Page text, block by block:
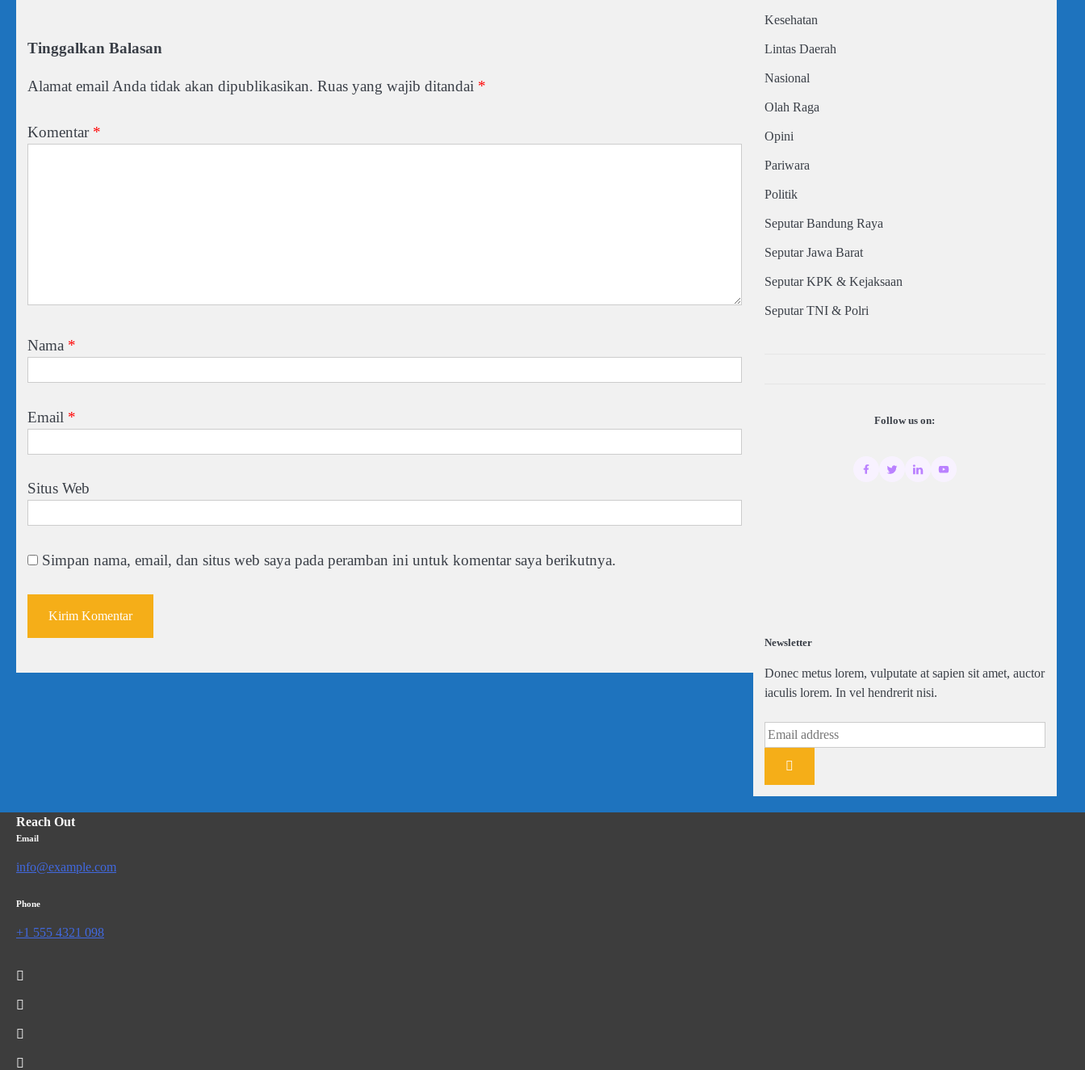
Tinggalkan Balasan
Alamat email Anda tidak akan dipublikasikan. Ruas yang wajib ditandai *
Komentar *
Nama *
Email *
Situs Web
Simpan nama, email, dan situs web saya pada peramban ini untuk komentar saya berikutnya.
Kesehatan
Lintas Daerah
Nasional
Olah Raga
Opini
Pariwara
Politik
Seputar Bandung Raya
Seputar Jawa Barat
Seputar KPK & Kejaksaan
Seputar TNI & Polri
Follow us on:
Newsletter
Donec metus lorem, vulputate at sapien sit amet, auctor
iaculis lorem. In vel hendrerit nisi.
Reach Out
Email
info@example.com
Phone
+1 555 4321 098